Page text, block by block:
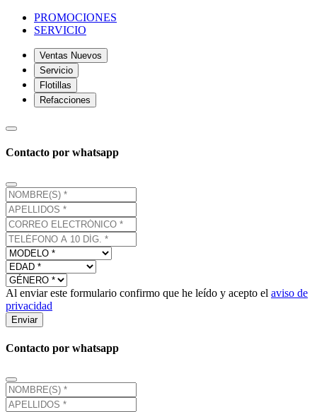
PROMOCIONES
SERVICIO
Ventas Nuevos
Servicio
Flotillas
Refacciones
Contacto por whatsapp
Al enviar este formulario confirmo que he leído y acepto el aviso de
privacidad
Enviar
Contacto por whatsapp